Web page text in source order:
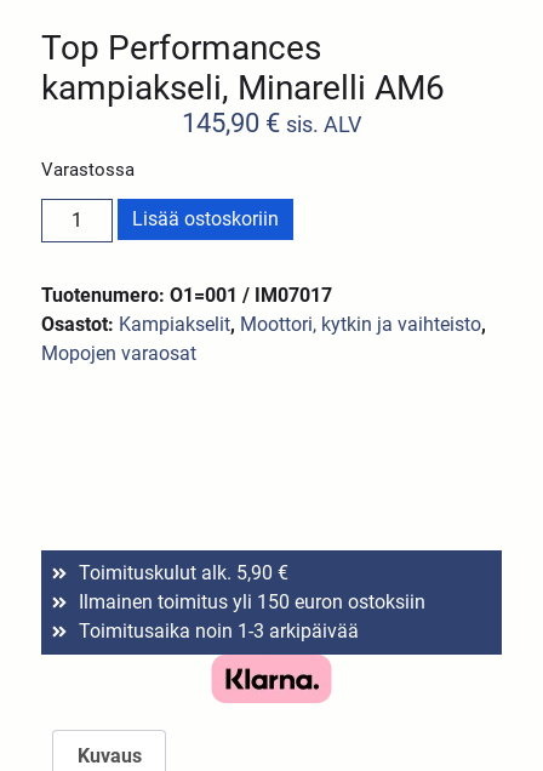
Top Performances
kampiakseli, Minarelli AM6
145,90 € sis. ALV
Varastossa
Lisää ostoskoriin
Tuotenumero: O1=001 / IM07017
Osastot: Kampiakselit, Moottori, kytkin ja vaihteisto,
Mopojen varaosat
Toimituskulut alk. 5,90 €
Ilmainen toimitus yli 150 euron ostoksiin
Toimitusaika noin 1-3 arkipäivää
Kuvaus